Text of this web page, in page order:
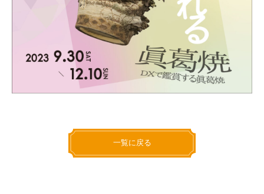
一覧に戻る